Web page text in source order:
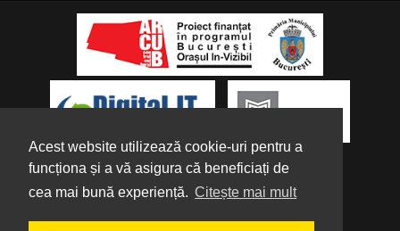
Acest website utilizează cookie-uri pentru a
funcționa și a vă asigura că beneficiați de
cea mai bună experiență. Citește mai mult